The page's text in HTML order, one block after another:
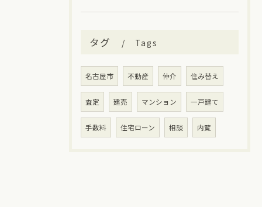
タグ Tags
名古屋市 不動産 仲介 住み替え
査定 建売 マンション 一戸建て
手数料 住宅ローン 相談 内覧